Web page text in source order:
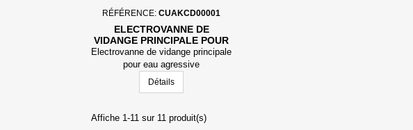
RÉFÉRENCE:CUAKCD00001
ELECTROVANNE DE
VIDANGE PRINCIPALE POUR
EAU AGRESSIVE
Electrovanne de vidange principale
pour eau agressive
Détails
Affiche 1-11 sur 11 produit(s)